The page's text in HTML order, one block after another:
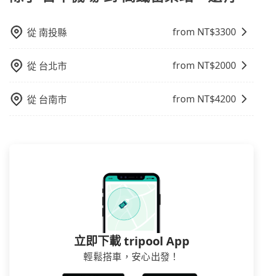
說，這可能是最方便的選擇。許多城市的計程車公司提
道價格，避免爭議。 4. 預約機場接送：可以提前預訂服
乘高鐵是最快速的選擇，但並非每個縣市都有高鐵站，
出境需攜帶大量行李的旅客並不方便。價格也會因您出
發的縣市而有所不同。 總體而言，到機場的最佳交通方
報價。 4.選擇日期和時間，並填寫乘客資訊和航班資
從 南投縣 from NT$3300
從 台北市 from NT$2000
從 台南市 from NT$4200
立即下載 tripool App
輕鬆搭車，安心出發！